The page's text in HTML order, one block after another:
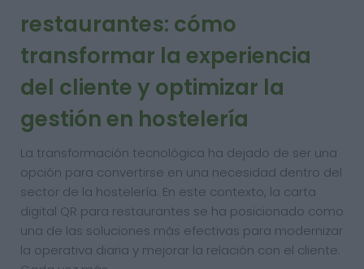
restaurantes: cómo
transformar la experiencia
del cliente y optimizar la
gestión en hostelería
La transformación tecnológica ha dejado de ser una
opción para convertirse en una necesidad dentro del
sector de la hostelería. En este contexto, la carta
digital QR para restaurantes se ha posicionado como
una de las soluciones más efectivas para modernizar
la operativa diaria y mejorar la relación con el cliente.